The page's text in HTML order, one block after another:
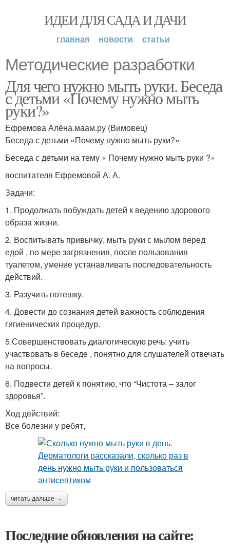
ИДЕИ ДЛЯ САДА И ДАЧИ
главная новости статьи
Методические разработки
Для чего нужно мыть руки. Беседа
с детьми «Почему нужно мыть
руки?»
Ефремова Алёна.маам.ру (Вимовец)
Беседа с детьми «Почему нужно мыть руки?»
Беседа с детьми на тему « Почему нужно мыть руки ?»
воспитателя Ефремовой А. А.
Задачи:
1. Продолжать побуждать детей к ведению здорового
образа жизни.
2. Воспитывать привычку, мыть руки с мылом перед
едой , по мере загрязнения, после пользования
туалетом, умение устанавливать последовательность
действий.
3. Разучить потешку.
4. Довести до сознания детей важность соблюдения
гигиенических процедур.
5.Совершенствовать диалогическую речь: учить
участвовать в беседе , понятно для слушателей отвечать
на вопросы.
6. Подвести детей к понятию, что “Чистота – залог
здоровья”.
Ход действий:
Все болезни у ребят,
читать дальше →
Последние обновления на сайте: